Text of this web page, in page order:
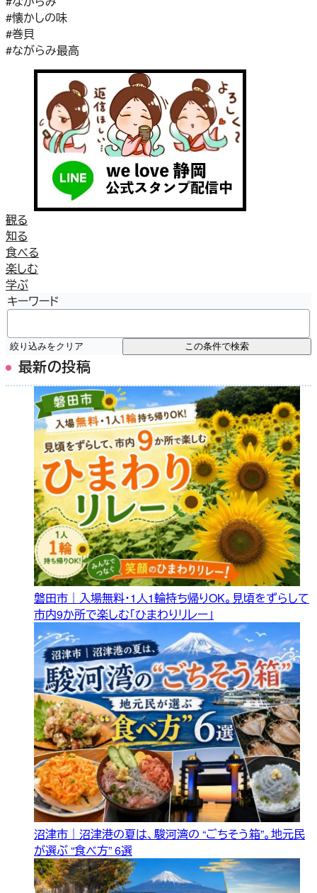
#懐かしの味
#巻貝
#ながらみ最高
観る
知る
食べる
楽しむ
学ぶ
キーワード
絞り込みをクリア この条件で検索
最新の投稿
磐田市｜入場無料・1人1輪持ち帰りOK。見頃をずらして
市内9か所で楽しむ「ひまわりリレー」
沼津市｜沼津港の夏は、駿河湾の “ごちそう箱”。地元民
が選ぶ “食べ方” 6選